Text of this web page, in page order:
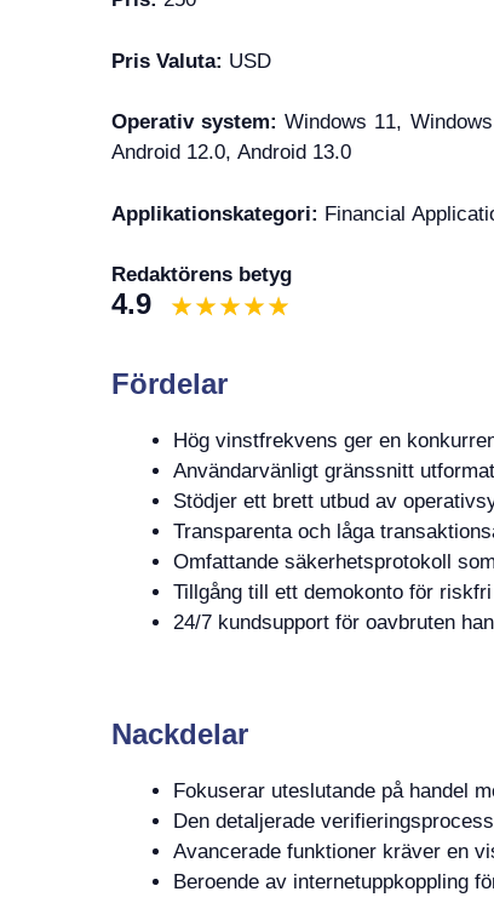
Pris Valuta: USD
Operativ system: Windows 11,
Android 12.0, Android 13.0
Applikationskategori: Financial
Redaktörens betyg
4.9
Fördelar
Hög vinstfrekvens ger en
Användarvänligt gränssnitt
Stödjer ett brett utbud av
Transparenta och låga
Omfattande säkerhetsprotokoll
Tillgång till ett demokonto för
24/7 kundsupport för oavbruten
Nackdelar
Fokuserar uteslutande på handel
Den detaljerade
Avancerade funktioner kräver en
Beroende av internetuppkoppling